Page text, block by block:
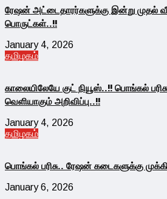
ரேஷன் அட்டைதாரர்களுக்கு இன்று முதல்
பொருட்கள்..!!
January 4, 2026
தமிழகம்
காலையிலேயே குட் நியூஸ்..!! பொங்கல்
வெளியாகும் அறிவிப்பு..!!
January 4, 2026
தமிழகம்
பொங்கல் பரிசு.. ரேஷன் கடைகளுக்கு
January 6, 2026